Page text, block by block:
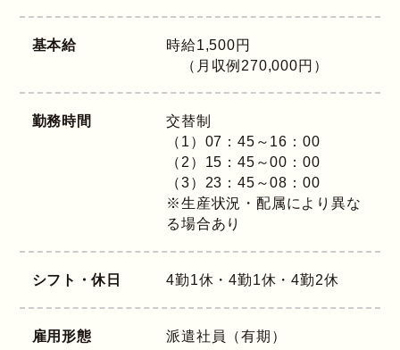
基本給
時給1,500円
（月収例270,000円）
勤務時間
交替制
（1）07：45～16：00
（2）15：45～00：00
（3）23：45～08：00
※生産状況・配属により異な
る場合あり
シフト・休日 4勤1休・4勤1休・4勤2休
雇用形態 派遣社員（有期）